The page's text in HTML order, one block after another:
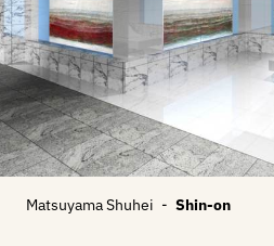
Matsuyama Shuhei - Shin-on